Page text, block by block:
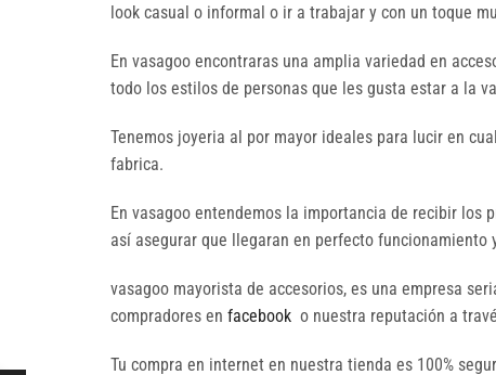
look casual o informal o ir a trabajar y con un toque
En vasagoo encontraras una amplia variedad en
todo los estilos de personas que les gusta estar a la
Tenemos joyeria al por mayor ideales para lucir en
fabrica.
En vasagoo entendemos la importancia de recibir los
así asegurar que llegaran en perfecto funcionamiento
vasagoo mayorista de accesorios, es una empresa
compradores en facebook o nuestra reputación a
Tu compra en internet en nuestra tienda es 100%